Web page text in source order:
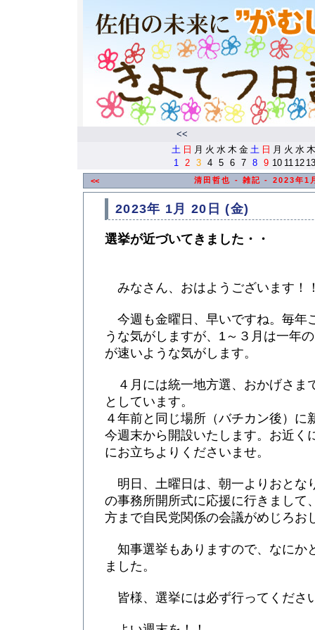
<<
土 日 月 火 水 木 金 土 日 月 火 水 木
1
2 3 4 5 6 7 8 9 10 11 12 13
<< 清田哲也 - 雑記 - 2023年1
2023年 1月 20日 (金)
選挙が近づいてきました・・
みなさん、おはようございます！
今週も金曜日、早いですね。毎年
うな気がしますが、1～３月は一年
が速いような気がします。
４月には統一地方選、おかげさま
としています。
４年前と同じ場所（バチカン後）に
今週末から開設いたします。お近く
にお立ちよりくださいませ。
明日、土曜日は、朝一よりおとな
の事務所開所式に応援に行きまして
方まで自民党関係の会議がめじろお
知事選挙もありますので、なにか
ました。
皆様、選挙には必ず行ってくださ